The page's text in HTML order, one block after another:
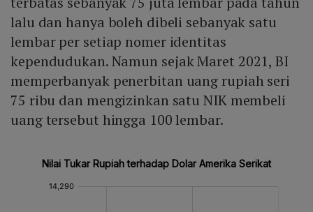
lalu dan hanya boleh dibeli sebanyak satu
lembar per setiap nomer identitas
kependudukan. Namun sejak Maret 2021, BI
memperbanyak penerbitan uang rupiah seri
75 ribu dan mengizinkan satu NIK membeli
uang tersebut hingga 100 lembar.